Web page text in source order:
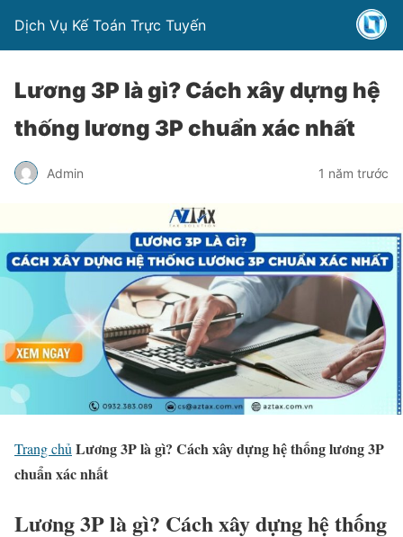
Dịch Vụ Kế Toán Trực Tuyến
Lương 3P là gì? Cách xây dựng hệ
thống lương 3P chuẩn xác nhất
Admin 1 năm trước
Trang chủ Lương 3P là gì? Cách xây dựng hệ thống lương 3P
chuẩn xác nhất
Lương 3P là gì? Cách xây dựng hệ thống